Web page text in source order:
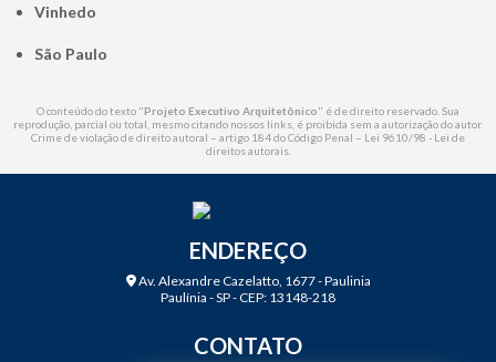
Vinhedo
São Paulo
O conteúdo do texto "Projeto Executivo Arquitetônico" é de direito reservado. Sua
reprodução, parcial ou total, mesmo citando nossos links, é proibida sem a autorização do autor.
Crime de violação de direito autoral – artigo 184 do Código Penal – Lei 9610/98 - Lei de
direitos autorais.
ENDEREÇO
Av. Alexandre Cazelatto, 1677 - Paulinia
Paulínia - SP - CEP: 13148-218
CONTATO